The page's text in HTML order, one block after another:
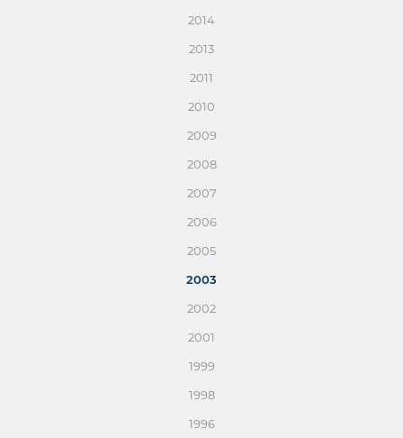
2014
2013
2011
2010
2009
2008
2007
2006
2005
2003
2002
2001
1999
1998
1996